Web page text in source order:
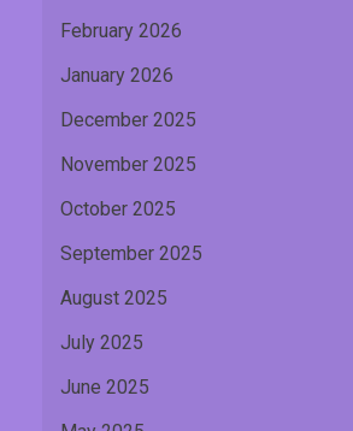
February 2026
January 2026
December 2025
November 2025
October 2025
September 2025
August 2025
July 2025
June 2025